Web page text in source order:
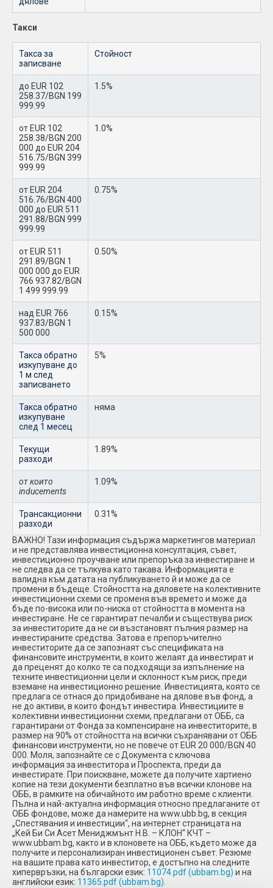
Такси
Такса за
записване
Стойност
до EUR 102
258.37/BGN 199
999.99
1.5%
от EUR 102
258.38/BGN 200
000 до EUR 204
516.75/BGN 399
999.99
1.0%
от EUR 204
516.76/BGN 400
000 до EUR 511
291.88/BGN 999
999.99
0.75%
от EUR 511
291.89/BGN 1
000 000 до EUR
766 937.82/BGN
1 499 999.99
0.50%
над EUR 766
937.83/BGN 1
500 000
0.15%
Такса обратно
изкупуване до
1 м след
записването
5%
Такса обратно
изкупуване
след 1 месец
няма
Текущи
разходи
1.89%
от които
inducements
1.09%
Трансакционни
разходи
0.31%
ВАЖНО! Тази информация съдържа маркетингов материал
и не представлява инвестиционна консултация, съвет,
инвестиционно проучване или препоръка за инвестиране и
не следва да се тълкува като такава. Информацията е
валидна към датата на публикуването й и може да се
промени в бъдеще. Стойността на дяловете на колективните
инвестиционни схеми се променя във времето и може да
бъде по-висока или по-ниска от стойността в момента на
инвестиране. Не се гарантират печалби и съществува риск
за инвеститорите да не си възстановят пълния размер на
инвестираните средства. Затова е препоръчително
инвеститорите да се запознаят със спецификата на
финансовите инструменти, в които желаят да инвестират и
да преценят до колко те са подходящи за изпълнение на
техните инвестиционни цели и склонност към риск, преди
вземане на инвестиционно решение. Инвестицията, която се
предлага се отнася до придобиване на дялове във фонд, а
не до активи, в които фондът инвестира. Инвестициите в
колективни инвестиционни схеми, предлагани от ОББ, са
гарантирани от Фонда за компенсиране на инвеститорите, в
размер на 90% от стойността на всички съхранявани от ОББ
финансови инструменти, но не повече от EUR 20 000/BGN 40
000. Моля, запознайте се с Документа с ключова
информация за инвеститора и Проспекта, преди да
инвестирате. При поискване, можете да получите хартиено
копие на тези документи безплатно във всички клонове на
ОББ, в рамките на обичайното им работно време с клиенти.
Пълна и най-актуална информация относно предлаганите от
ОББ фондове, може да намерите на www.ubb.bg, в секция
„Спестявания и инвестиции“, на интернет страницата на
„Кей Би Си Асет Мениджмънт Н.В. – КЛОН“ КЧТ –
www.ubbam.bg, както и в клоновете на ОББ, където може да
получите и персонализиран инвестиционен съвет. Резюме
на вашите права като инвеститор, е достъпно на следните
хипервръзки, на български език: 11074.pdf (ubbam.bg) и на
английски език: 11365.pdf (ubbam.bg).